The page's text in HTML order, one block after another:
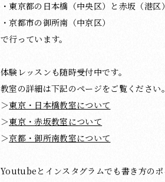
・東京都の日本橋（中央区）と赤坂（港区）
・京都市の御所南（中京区）
で行っています。
体験レッスンも随時受付中です。
教室の詳細は下記のページをご覧ください。
＞東京・日本橋教室について
＞東京・赤坂教室について
＞京都・御所南教室について
Youtubeとインスタグラムでも書き方の